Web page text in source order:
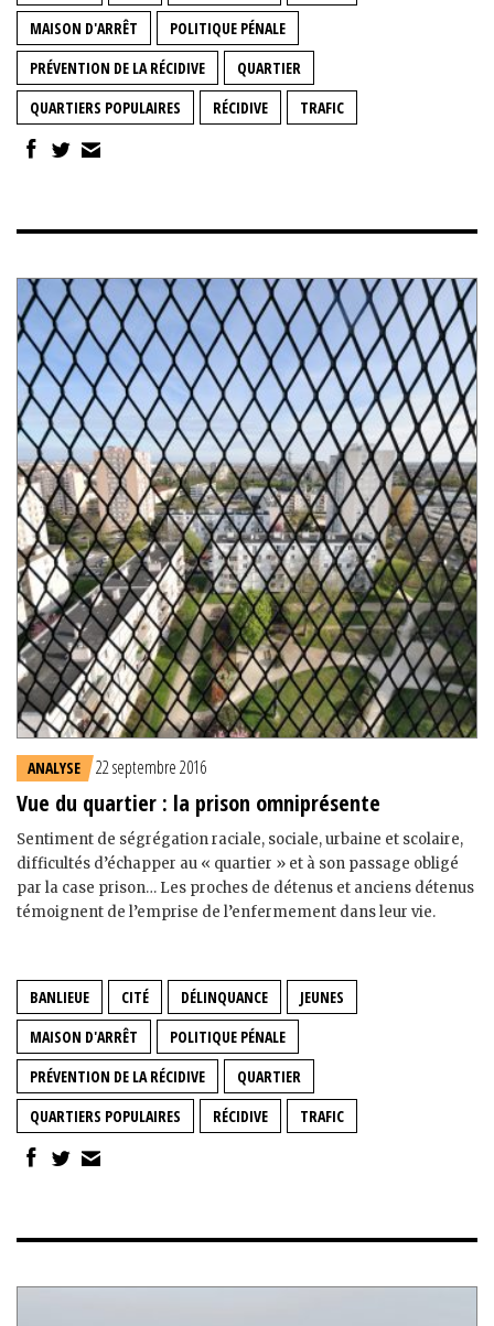
MAISON D'ARRÊT
POLITIQUE PÉNALE
PRÉVENTION DE LA RÉCIDIVE
QUARTIER
QUARTIERS POPULAIRES
RÉCIDIVE TRAFIC
ANALYSE 22 septembre 2016
Vue du quartier : la prison omniprésente
Sentiment de ségrégation raciale, sociale, urbaine et scolaire,
difficultés d’échapper au « quartier » et à son passage obligé
par la case prison… Les proches de détenus et anciens détenus
témoignent de l’emprise de l’enfermement dans leur vie.
BANLIEUE CITÉ DÉLINQUANCE
JEUNES
MAISON D'ARRÊT
POLITIQUE PÉNALE
PRÉVENTION DE LA RÉCIDIVE
QUARTIER
QUARTIERS POPULAIRES
RÉCIDIVE TRAFIC